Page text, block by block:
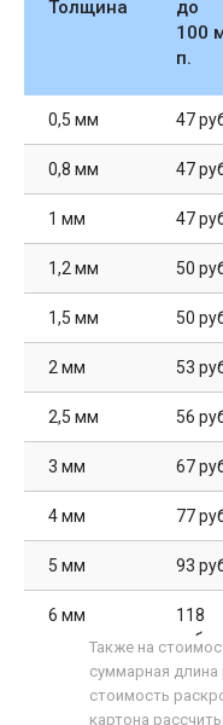
Толщина
до
100
п.
0,5 мм 47
0,8 мм 47
1 мм 47
1,2 мм 50
1,5 мм 50
2 мм 53
2,5 мм 56
3 мм 67
4 мм 77
5 мм 93
6 мм
118
руб.
165
руб.
Также на
суммарная длина
стоимость
картона